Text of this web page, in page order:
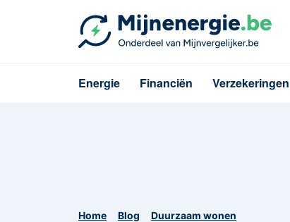
Energie Financiën Verzekeringen
Home Blog
Duurzaam wonen